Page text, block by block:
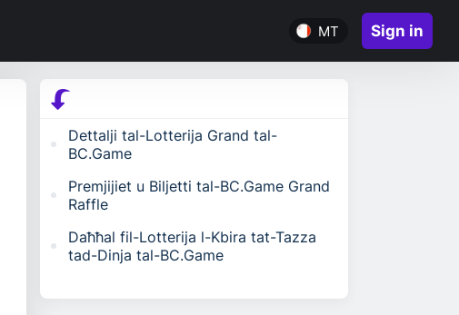
MT Sign in
Dettalji tal-Lotterija Grand tal-
BC.Game
Premjijiet u Biljetti tal-BC.Game Grand
Raffle
Daħħal fil-Lotterija l-Kbira tat-Tazza
tad-Dinja tal-BC.Game